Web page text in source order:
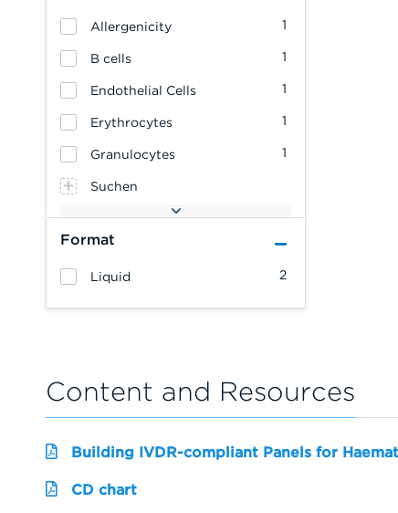
1
Allergenicity
1
B cells
1
Endothelial Cells
1
Erythrocytes
1
Granulocytes
Suchen
Format
2
Liquid
Content and Resources
Building IVDR-compliant Panels for
CD chart